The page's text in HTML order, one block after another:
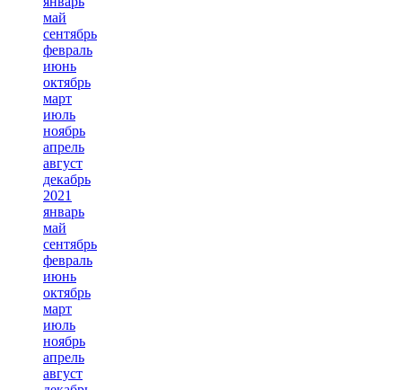
май
сентябрь
февраль
июнь
октябрь
март
июль
ноябрь
апрель
август
декабрь
2021
январь
май
сентябрь
февраль
июнь
октябрь
март
июль
ноябрь
апрель
август